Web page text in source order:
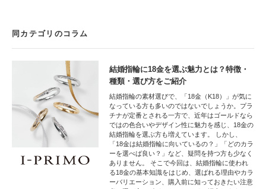
同カテゴリのコラム
結婚指輪に18金を選ぶ魅力とは？特徴・
種類・選び方をご紹介
結婚指輪の素材選びで、「18金（K18）」が気に
なっている方も多いのではないでしょうか。プラ
チナが定番とされる一方で、近年はゴールドなら
ではの色合いやデザイン性に魅力を感じ、18金の
結婚指輪を選ぶ方も増えています。 しかし、
「18金は結婚指輪に向いているの？」「どのカラ
ーを選べば良い？」など、疑問を持つ方も少なく
ありません。 そこで今回は、結婚指輪に使われ
る18金の基本知識をはじめ、選ばれる理由やカラ
ーバリエーション、購入前に知っておきたい注意